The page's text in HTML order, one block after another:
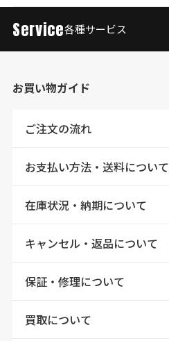
Service各種サービス
お買い物ガイド
ご注文の流れ
お支払い方法・送料について
在庫状況・納期について
キャンセル・返品について
保証・修理について
買取について